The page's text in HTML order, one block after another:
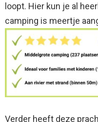
loopt. Hier kun je al
camping is meertje
Verder heeft deze